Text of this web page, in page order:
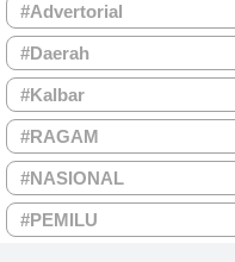
#Advertorial
#Daerah
#Kalbar
#RAGAM
#NASIONAL
#PEMILU